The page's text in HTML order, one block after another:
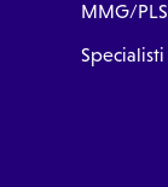
MMG/PLS
Specialisti